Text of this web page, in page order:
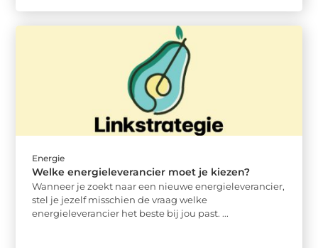
Energie
Welke energieleverancier moet je kiezen?
Wanneer je zoekt naar een nieuwe energieleverancier,
stel je jezelf misschien de vraag welke
energieleverancier het beste bij jou past. ...